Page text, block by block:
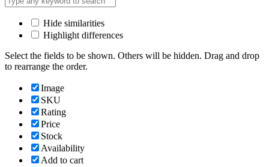
Hide similarities
Highlight differences
Select the fields to be shown. Others will be hidden. Drag and drop
to rearrange the order.
Image
SKU
Rating
Price
Stock
Availability
Add to cart